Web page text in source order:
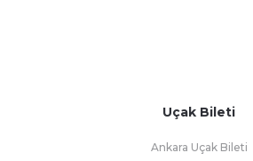
Uçak Bileti
Ankara Uçak Bileti